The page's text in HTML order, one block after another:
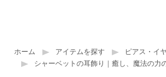
ホーム アイテムを探す
ピアス・イ
シャーベットの耳飾り｜癒し、魔法の力